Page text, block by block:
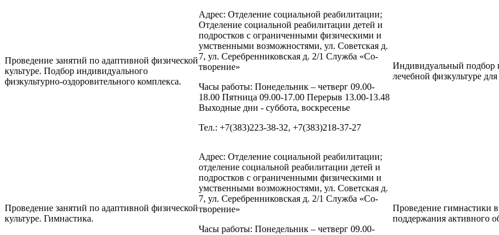
Проведение занятий по адаптивной физической
культуре. Подбор индивидуального
физкультурно-оздоровительного комплекса.
Адрес: Отделение социальной реабилитации;
Отделение социальной реабилитации детей и
подростков с ограниченными физическими и
умственными возможностями, ул. Советская д.
7, ул. Серебренниковская д. 2/1 Служба «Со-
творение»
Часы работы: Понедельник – четверг 09.00-
18.00 Пятница 09.00-17.00 Перерыв 13.00-13.48
Выходные дни - суббота, воскресенье
Тел.: +7(383)223-38-32, +7(383)218-37-27
Индивидуальный подбор
лечебной физкультуре
Проведение занятий по адаптивной физической
культуре. Гимнастика.
Адрес: Отделение социальной реабилитации;
отделение социальной реабилитации детей и
подростков с ограниченными физическими и
умственными возможностями, ул. Советская д.
7, ул. Серебренниковская д. 2/1 Служба «Со-
творение»
Часы работы: Понедельник – четверг 09.00-
Проведение гимнастики в
поддержания активного